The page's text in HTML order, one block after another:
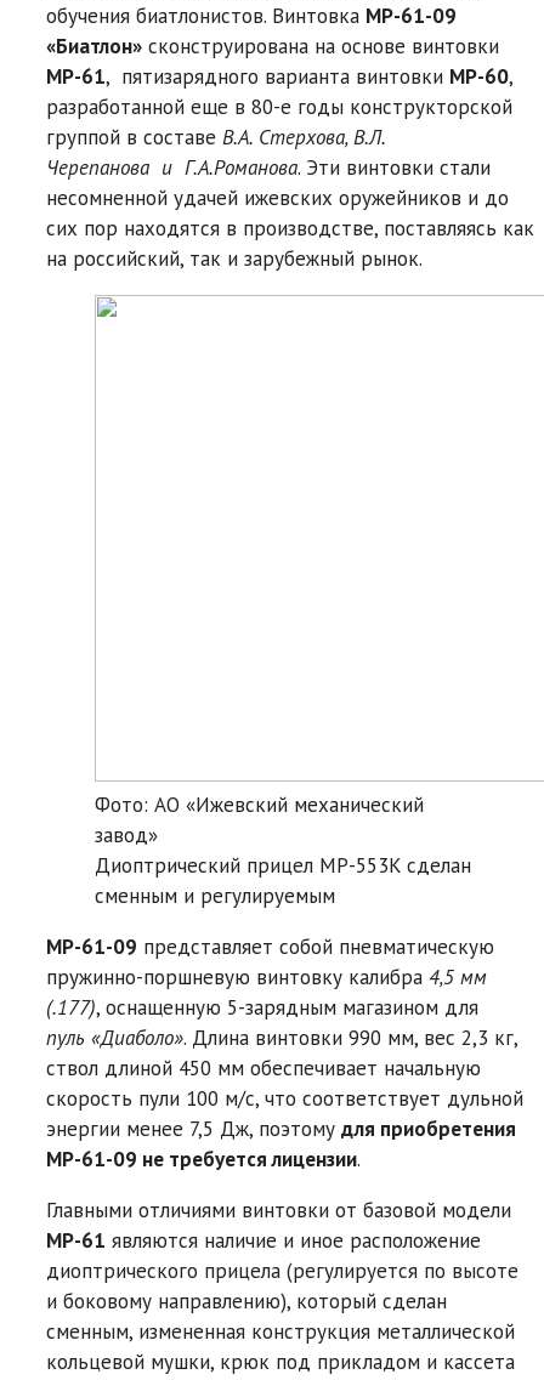
обучения биатлонистов. Винтовка МP-61-09
«Биатлон» сконструирована на основе винтовки
MP-61, пятизарядного варианта винтовки MP-60,
разработанной еще в 80-е годы конструкторской
группой в составе В.А. Стерхова, В.Л.
Черепанова и Г.А.Романова. Эти винтовки стали
несомненной удачей ижевских оружейников и до
сих пор находятся в производстве, поставляясь как
на российский, так и зарубежный рынок.
Фото: АО «Ижевский механический
завод»
Диоптрический прицел MP-553K сделан
сменным и регулируемым
MP-61-09 представляет собой пневматическую
пружинно-поршневую винтовку калибра 4,5 мм
(.177), оснащенную 5-зарядным магазином для
пуль «Диаболо». Длина винтовки 990 мм, вес 2,3 кг,
ствол длиной 450 мм обеспечивает начальную
скорость пули 100 м/c, что соответствует дульной
энергии менее 7,5 Дж, поэтому для приобретения
MP-61-09 не требуется лицензии.
Главными отличиями винтовки от базовой модели
MP-61 являются наличие и иное расположение
диоптрического прицела (регулируется по высоте
и боковому направлению), который сделан
сменным, измененная конструкция металлической
кольцевой мушки, крюк под прикладом и кассета